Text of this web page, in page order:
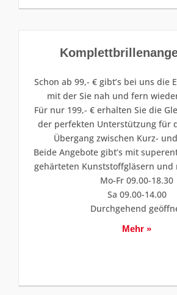
Schon ab 99,- € gibt’s bei uns die
mit der Sie nah und fern
Für nur 199,- € erhalten Sie die
der perfekten Unterstützung für
Übergang zwischen Kurz-
Beide Angebote gibt’s mit
gehärteten Kunststoffgläsern und
Mo-Fr 09.00-18.30
Sa 09.00-14.00
Durchgehend
Mehr »